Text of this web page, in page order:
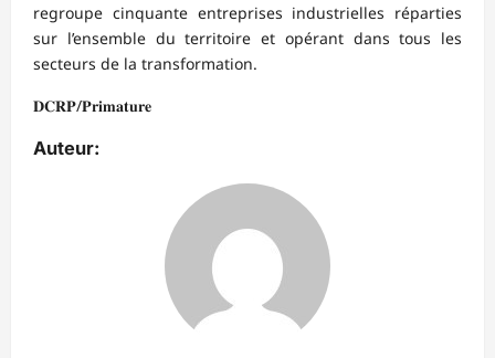
regroupe cinquante entreprises industrielles réparties
sur l’ensemble du territoire et opérant dans tous les
secteurs de la transformation.
𝐃𝐂𝐑𝐏/𝐏𝐫𝐢𝐦𝐚𝐭𝐮𝐫𝐞
Auteur: